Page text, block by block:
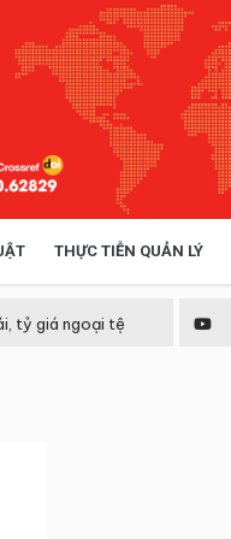
THỰC TIỄN QUẢN LÝ
tỷ giá ngoại tệ